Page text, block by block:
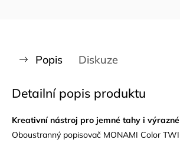
Popis Diskuze
Detailní popis produktu
Kreativní nástroj pro jemné tahy i
Oboustranný popisovač MONAMI Color